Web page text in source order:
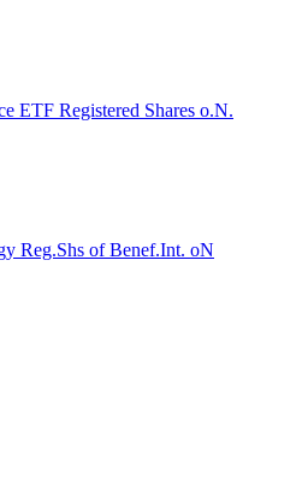
ETF Registered Shares o.N.
Reg.Shs of Benef.Int. oN